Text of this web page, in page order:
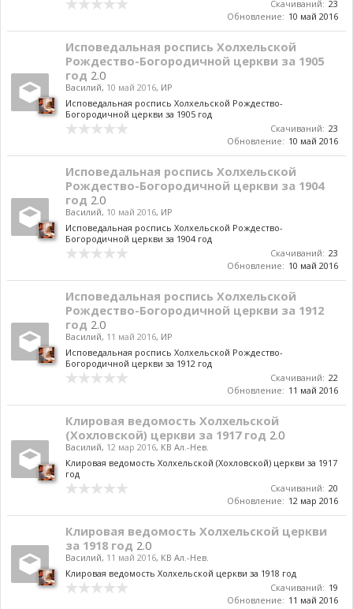
Скачиваний: 23
Обновление: 10 май 2016
Исповедальная роспись Холхельской
Рождество-Богородичной церкви за 1905
год 2.0
Василий, 10 май 2016, ИР
Исповедальная роспись Холхельской Рождество-
Богородичной церкви за 1905 год
Скачиваний: 23
Обновление: 10 май 2016
Исповедальная роспись Холхельской
Рождество-Богородичной церкви за 1904
год 2.0
Василий, 10 май 2016, ИР
Исповедальная роспись Холхельской Рождество-
Богородичной церкви за 1904 год
Скачиваний: 23
Обновление: 10 май 2016
Исповедальная роспись Холхельской
Рождество-Богородичной церкви за 1912
год 2.0
Василий, 11 май 2016, ИР
Исповедальная роспись Холхельской Рождество-
Богородичной церкви за 1912 год
Скачиваний: 22
Обновление: 11 май 2016
Клировая ведомость Холхельской
(Хохловской) церкви за 1917 год 2.0
Василий, 12 мар 2016, КВ Ал.-Нев.
Клировая ведомость Холхельской (Хохловской) церкви за 1917
год
Скачиваний: 20
Обновление: 12 мар 2016
Клировая ведомость Холхельской церкви
за 1918 год 2.0
Василий, 11 май 2016, КВ Ал.-Нев.
Клировая ведомость Холхельской церкви за 1918 год
Скачиваний: 19
Обновление: 11 май 2016